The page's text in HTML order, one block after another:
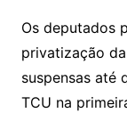
Os deputados
privatização
suspensas até
TCU na